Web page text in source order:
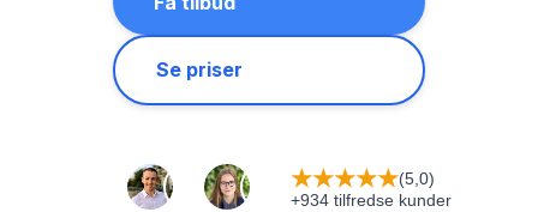
Se priser
★★★★★(5,0)
+934 tilfredse kunder